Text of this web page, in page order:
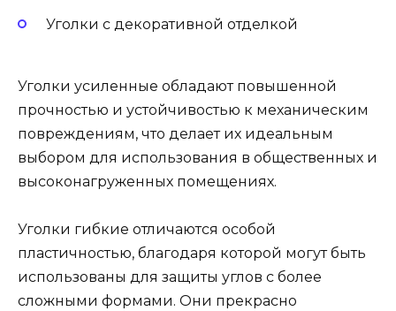
Уголки с декоративной отделкой
Уголки усиленные обладают повышенной
прочностью и устойчивостью к механическим
повреждениям, что делает их идеальным
выбором для использования в общественных и
высоконагруженных помещениях.
Уголки гибкие отличаются особой
пластичностью, благодаря которой могут быть
использованы для защиты углов с более
сложными формами. Они прекрасно